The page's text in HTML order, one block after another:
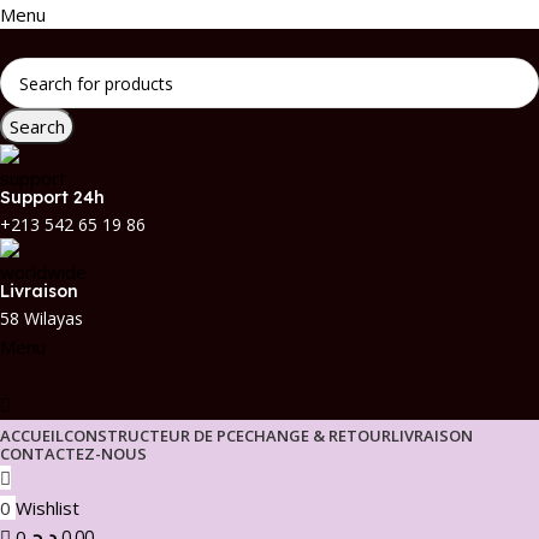
Menu
Search
Support 24h
+213 542 65 19 86
Livraison
58 Wilayas
ACCUEILCONSTRUCTEUR DE PCECHANGE & RETOURLIVRAISON
CONTACTEZ-NOUS
0 Wishlist